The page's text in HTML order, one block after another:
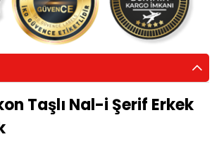
Taşlı Nal-i Şerif Erkek